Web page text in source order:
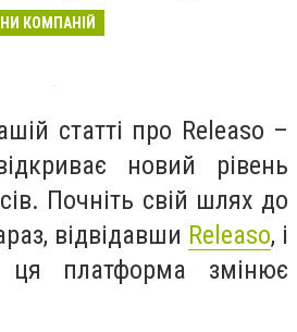
КОМПАНІЙ
статті про Releaso –
новий рівень
Почніть свій шлях до
відвідавши Releaso, і
ця платформа змінює